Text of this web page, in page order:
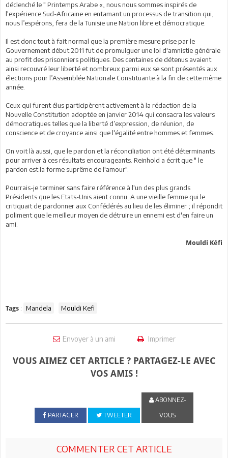
déclenché le " Printemps Arabe «, nous nous sommes inspirés de
l'expérience Sud-Africaine en entamant un processus de transition qui,
nous l’espérons, fera de la Tunisie une Nation libre et démocratique.
Il est donc tout à fait normal que la première mesure prise par le
Gouvernement début 2011 fut de promulguer une loi d'amnistie générale
au profit des prisonniers politiques. Des centaines de détenus avaient
ainsi recouvré leur liberté et nombreux parmi eux se sont présentés aux
élections pour l’Assemblée Nationale Constituante à la fin de cette même
année.
Ceux qui furent élus participèrent activement à la rédaction de la
Nouvelle Constitution adoptée en janvier 2014 qui consacra les valeurs
démocratiques telles que la liberté d’expression, de réunion, de
conscience et de croyance ainsi que l'égalité entre hommes et femmes.
On voit là aussi, que le pardon et la réconciliation ont été déterminants
pour arriver à ces résultats encourageants. Reinhold a écrit que " le
pardon est la forme suprême de l'amour".
Pourrais-je terminer sans faire référence à l'un des plus grands
Présidents que les Etats-Unis aient connu. A une vieille femme qui le
critiquait de pardonner aux Confédérés au lieu de les éliminer ; il répondit
poliment que le meilleur moyen de détruire un ennemi est d'en faire un
ami.
Mouldi Kéfi
Tags : Mandela Mouldi Kefi
Envoyer à un ami Imprimer
VOUS AIMEZ CET ARTICLE ? PARTAGEZ-LE AVEC
VOS AMIS !
PARTAGER TWEETER
ABONNEZ-
VOUS
COMMENTER CET ARTICLE